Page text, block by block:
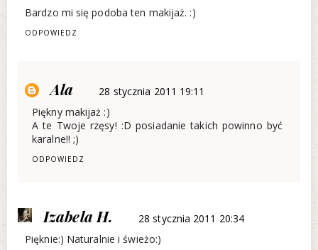
Bardzo mi się podoba ten makijaż. :)
ODPOWIEDZ
Ala
28 stycznia 2011 19:11
Piękny makijaż :)
A te Twoje rzęsy! :D posiadanie takich powinno być
karalne!! ;)
ODPOWIEDZ
Izabela H.
28 stycznia 2011 20:34
Pięknie:) Naturalnie i świeżo:)